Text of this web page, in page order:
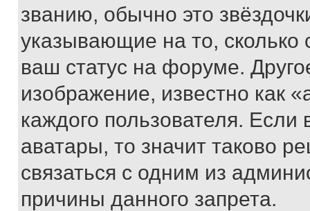
званию, обычно это
указывающие на то,
ваш статус на форуме.
изображение, известно как
каждого пользователя.
аватары, то значит таково
связаться с одним из
причины данного запрета.